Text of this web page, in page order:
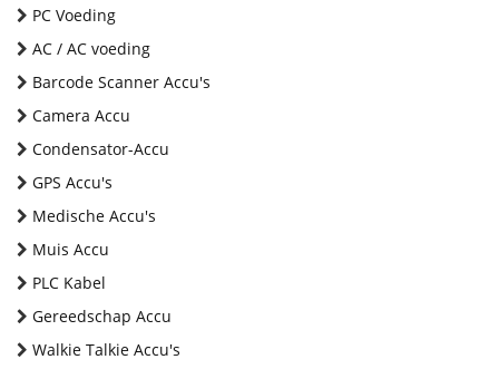
PC Voeding
AC / AC voeding
Barcode Scanner Accu's
Camera Accu
Condensator-Accu
GPS Accu's
Medische Accu's
Muis Accu
PLC Kabel
Gereedschap Accu
Walkie Talkie Accu's